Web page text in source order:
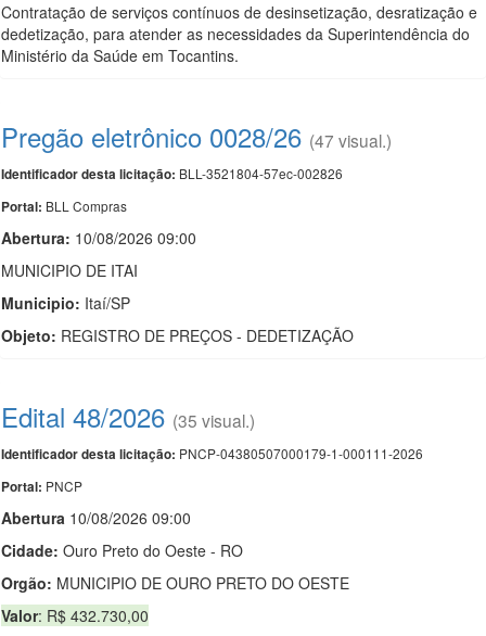
Contratação de serviços contínuos de desinsetização, desratização e
dedetização, para atender as necessidades da Superintendência do
Ministério da Saúde em Tocantins.
Pregão eletrônico 0028/26 (47 visual.)
Identificador desta licitação: BLL-3521804-57ec-002826
Portal: BLL Compras
Abertura: 10/08/2026 09:00
MUNICIPIO DE ITAI
Municipio: Itaí/SP
Objeto: REGISTRO DE PREÇOS - DEDETIZAÇÃO
Edital 48/2026 (35 visual.)
Identificador desta licitação: PNCP-04380507000179-1-000111-2026
Portal: PNCP
Abertura 10/08/2026 09:00
Cidade: Ouro Preto do Oeste - RO
Orgão: MUNICIPIO DE OURO PRETO DO OESTE
Valor: R$ 432.730,00